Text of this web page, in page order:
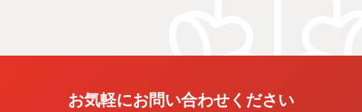
お気軽にお問い合わせください